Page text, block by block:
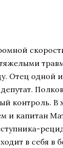
Отец одной
контроль. В
и капитан
в себя в